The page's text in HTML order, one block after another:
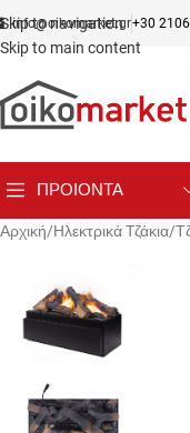
Skip to navigation
Skip to main content
info@oikomarket.gr+30
ΠΡΟΙΟΝΤΑ
Αρχική Hλεκτρικά Tζάκια